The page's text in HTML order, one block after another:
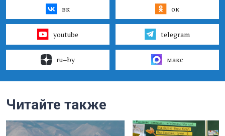
вк ок
youtube telegram
ru–by макс
Читайте также